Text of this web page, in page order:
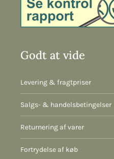
Godt at vide
Levering & fragtpriser
Salgs- & handelsbetingelser
Returnering af varer
Fortrydelse af køb